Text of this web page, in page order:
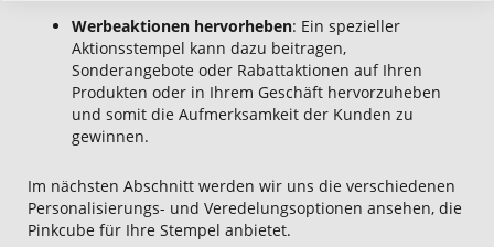
Werbeaktionen hervorheben: Ein spezieller
Aktionsstempel kann dazu beitragen,
Sonderangebote oder Rabattaktionen auf Ihren
Produkten oder in Ihrem Geschäft hervorzuheben
und somit die Aufmerksamkeit der Kunden zu
gewinnen.
Im nächsten Abschnitt werden wir uns die verschiedenen
Personalisierungs- und Veredelungsoptionen ansehen, die
Pinkcube für Ihre Stempel anbietet.